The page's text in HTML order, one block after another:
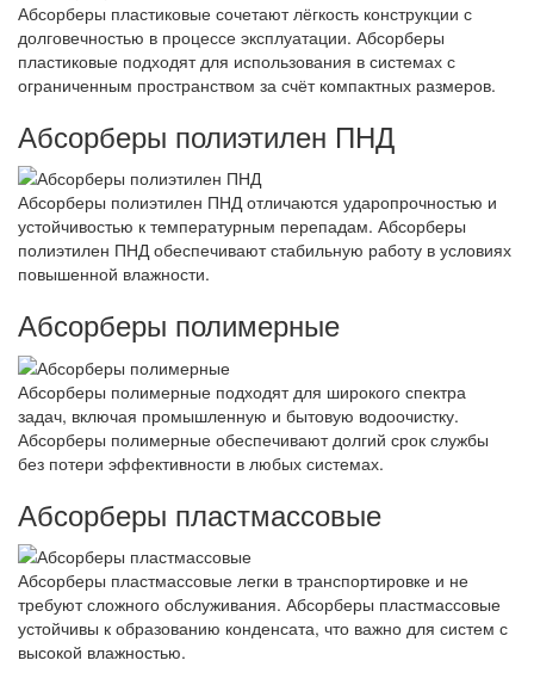
Абсорберы пластиковые сочетают лёгкость конструкции с
долговечностью в процессе эксплуатации. Абсорберы
пластиковые подходят для использования в системах с
ограниченным пространством за счёт компактных размеров.
Абсорберы полиэтилен ПНД
Абсорберы полиэтилен ПНД отличаются ударопрочностью и
устойчивостью к температурным перепадам. Абсорберы
полиэтилен ПНД обеспечивают стабильную работу в условиях
повышенной влажности.
Абсорберы полимерные
Абсорберы полимерные подходят для широкого спектра
задач, включая промышленную и бытовую водоочистку.
Абсорберы полимерные обеспечивают долгий срок службы
без потери эффективности в любых системах.
Абсорберы пластмассовые
Абсорберы пластмассовые легки в транспортировке и не
требуют сложного обслуживания. Абсорберы пластмассовые
устойчивы к образованию конденсата, что важно для систем с
высокой влажностью.